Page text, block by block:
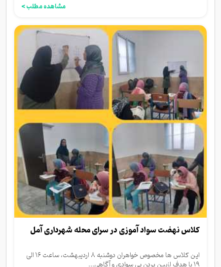
مشاهده مطلب >
کلاس نهضت سواد آموزی در سرای محله شهرداری آمل
این کلاس ها مخصوص خواهران دوشنبه ۸ اردیبهشت، ساعت ۱۶ الی